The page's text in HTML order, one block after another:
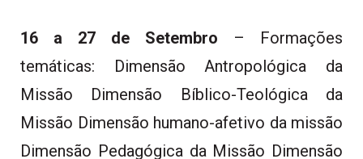
16 a 27 de Setembro – Formações
temáticas: Dimensão Antropológica da
Missão Dimensão Bíblico-Teológica da
Missão Dimensão humano-afetivo da missão
Dimensão Pedagógica da Missão Dimensão